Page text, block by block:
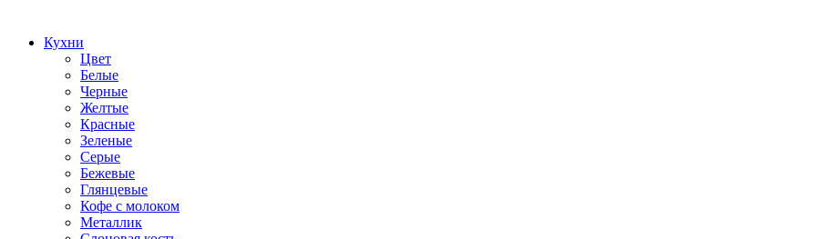
Кухни
Цвет
Белые
Черные
Желтые
Красные
Зеленые
Серые
Бежевые
Глянцевые
Кофе с молоком
Металлик